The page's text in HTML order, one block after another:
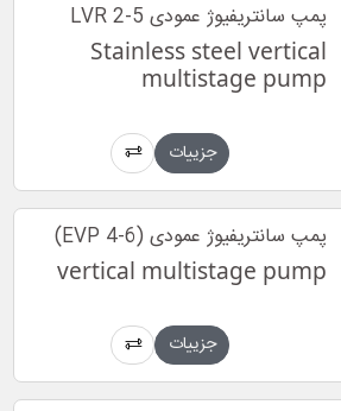
پمپ سانتریفیوژ عمودی LVR 2-5
Stainless steel vertical
multistage pump
جزییات
پمپ سانتریفیوژ عمودی (EVP 4-6)
vertical multistage pump
جزییات